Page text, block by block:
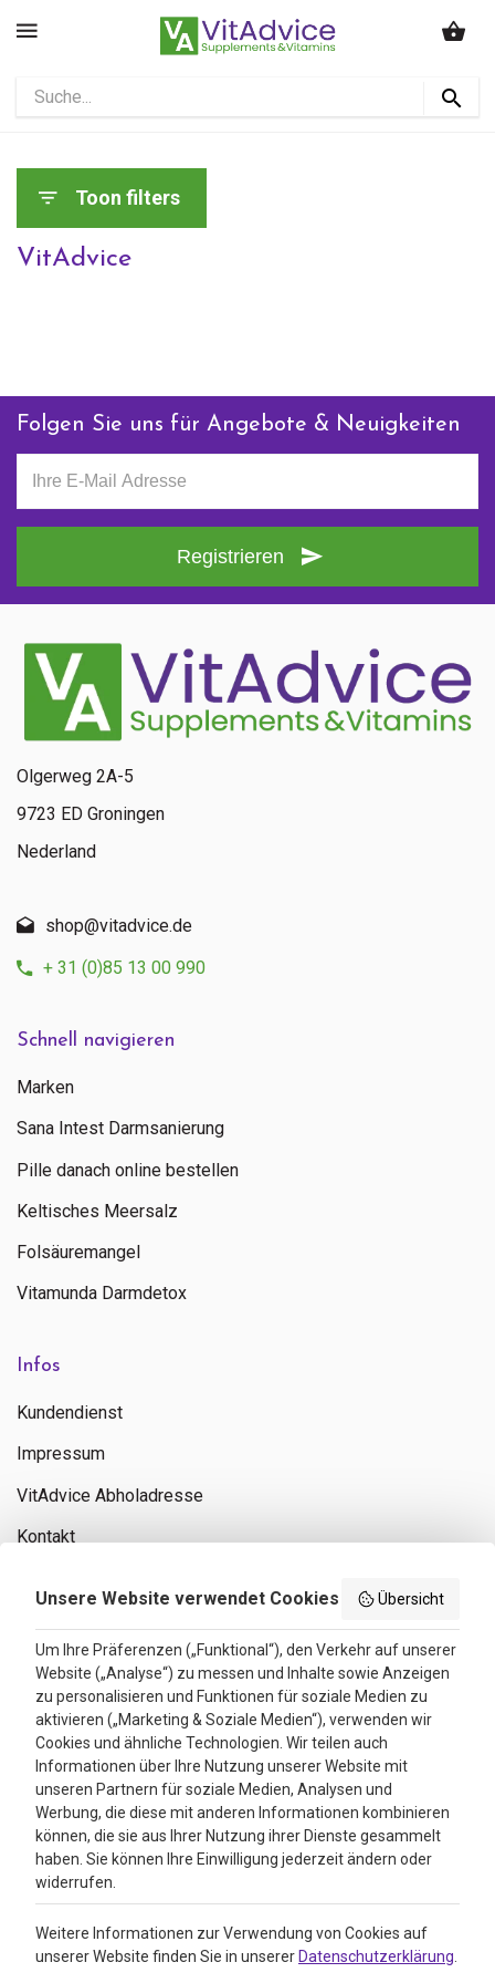
Toon filters
VitAdvice
Folgen Sie uns für Angebote & Neuigkeiten
Registrieren
Schnell navigieren
Marken
Sana Intest Darmsanierung
Pille danach online bestellen
Keltisches Meersalz
Folsäuremangel
Vitamunda Darmdetox
Infos
Kundendienst
Impressum
VitAdvice Abholadresse
Kontakt
Bewertungen
4.3
Google Reviews
Olgerweg 2A-5
9723 ED Groningen
Nederland
shop@vitadvice.de
+ 31 (0)85 13 00 990
Unsere Website verwendet Cookies Übersicht
Um Ihre Präferenzen („Funktional“), den Verkehr auf unserer
Website („Analyse“) zu messen und Inhalte sowie Anzeigen
zu personalisieren und Funktionen für soziale Medien zu
aktivieren („Marketing & Soziale Medien“), verwenden wir
Cookies und ähnliche Technologien. Wir teilen auch
Informationen über Ihre Nutzung unserer Website mit
unseren Partnern für soziale Medien, Analysen und
Werbung, die diese mit anderen Informationen kombinieren
können, die sie aus Ihrer Nutzung ihrer Dienste gesammelt
haben. Sie können Ihre Einwilligung jederzeit ändern oder
widerrufen.
Weitere Informationen zur Verwendung von Cookies auf
unserer Website finden Sie in unserer Datenschutzerklärung